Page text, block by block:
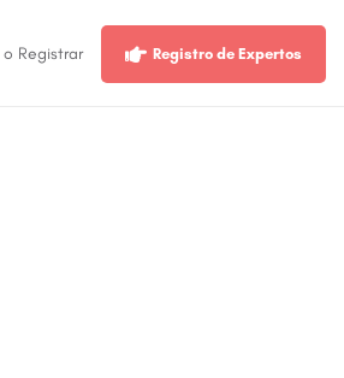
o Registrar Registro de Expertos